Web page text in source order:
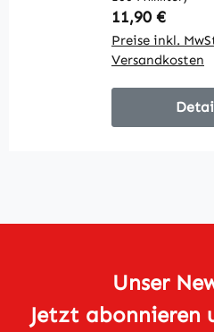
Regulärer
11,90 €
Preise inkl.
Versandkosten
Unser
Jetzt abonnieren